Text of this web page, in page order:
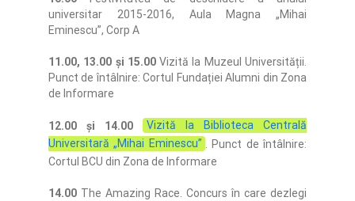
universitar 2015-2016, Aula Magna „Mihai
Eminescu”, Corp A
11.00, 13.00 și 15.00Vizită la Muzeul Universității.
Punct de întâlnire: Cortul Fundației Alumni din Zona
de Informare
12.00 și 14.00
Vizită la Biblioteca Centrală
Universitară „Mihai Eminescu”
. Punct de întâlnire:
Cortul BCU din Zona de Informare
14.00 The Amazing Race. Concurs în care dezlegi